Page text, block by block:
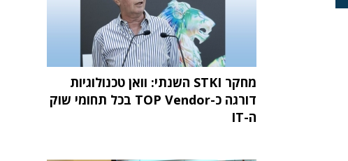
מחקר STKI השנתי: וואן טכנולוגיות
דורגה כ-TOP Vendor בכל תחומי שוק
ה-IT